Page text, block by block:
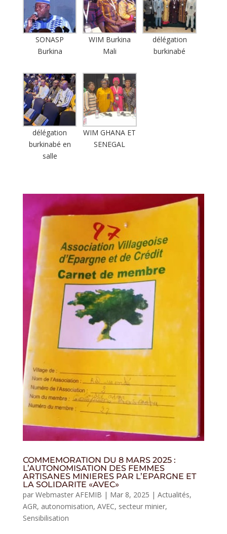
SONASP
Burkina
WIM Burkina
Mali
délégation
burkinabé
délégation
burkinabé en
salle
WIM GHANA ET
SENEGAL
COMMEMORATION DU 8 MARS 2025 :
L’AUTONOMISATION DES FEMMES
ARTISANES MINIERES PAR L’EPARGNE ET
LA SOLIDARITE «AVEC»
par Webmaster AFEMIB | Mar 8, 2025 | Actualités,
AGR, autonomisation, AVEC, secteur minier,
Sensibilisation